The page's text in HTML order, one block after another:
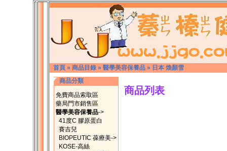
首頁 » 商品目錄 » 醫學美容保養品 » 日本 煥顏雪
商品分類
免費商品索取區
藥局門市銷售區
醫學美容保養品->
41度C 膠原蛋白
賽吉兒
BIOPEUTIC 葆療美->
KOSE-高絲
商品列表